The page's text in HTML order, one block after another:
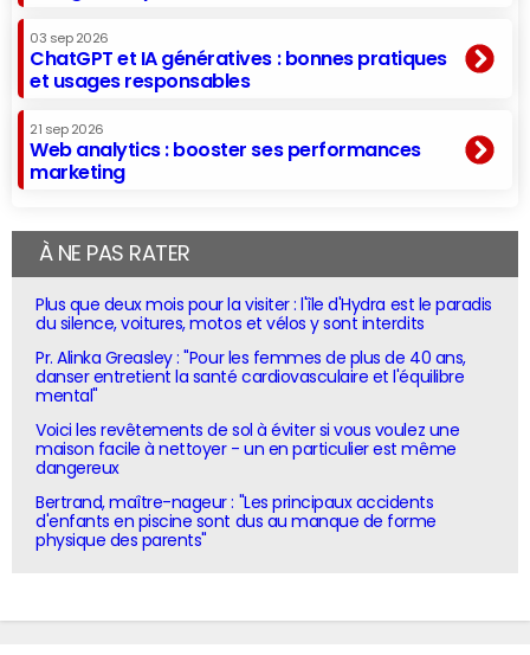
03 sep 2026
ChatGPT et IA génératives : bonnes pratiques
et usages responsables
21 sep 2026
Web analytics : booster ses performances
marketing
À NE PAS RATER
Plus que deux mois pour la visiter : l'île d'Hydra est le paradis
du silence, voitures, motos et vélos y sont interdits
Pr. Alinka Greasley : "Pour les femmes de plus de 40 ans,
danser entretient la santé cardiovasculaire et l'équilibre
mental"
Voici les revêtements de sol à éviter si vous voulez une
maison facile à nettoyer - un en particulier est même
dangereux
Bertrand, maître-nageur : "Les principaux accidents
d'enfants en piscine sont dus au manque de forme
physique des parents"